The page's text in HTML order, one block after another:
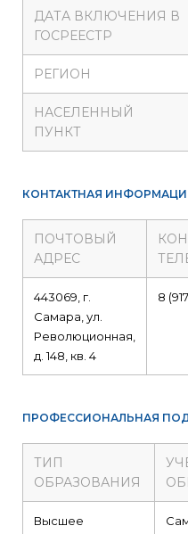
ДАТА ВКЛЮЧЕНИЯ В
ГОСРЕЕСТР
РЕГИОН
НАСЕЛЕННЫЙ
ПУНКТ
КОНТАКТНАЯ
ПОЧТОВЫЙ
АДРЕС
443069, г.
Самара, ул.
Революционная,
д. 148, кв. 4
8
ПРОФЕССИОНАЛЬНАЯ
ТИП
ОБРАЗОВАНИЯ
Высшее